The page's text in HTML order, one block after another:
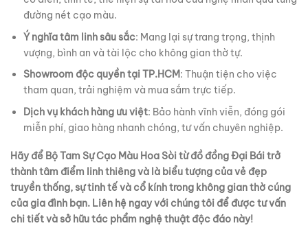
đường nét cạo màu.
Ý nghĩa tâm linh sâu sắc: Mang lại sự trang trọng, thịnh
vượng, bình an và tài lộc cho không gian thờ tự.
Showroom độc quyền tại TP.HCM: Thuận tiện cho việc
tham quan, trải nghiệm và mua sắm trực tiếp.
Dịch vụ khách hàng ưu việt: Bảo hành vĩnh viễn, đóng gói
miễn phí, giao hàng nhanh chóng, tư vấn chuyên nghiệp.
Hãy để Bộ Tam Sự Cạo Màu Hoa Sòi từ đồ đồng Đại Bái trở
thành tâm điểm linh thiêng và là biểu tượng của vẻ đẹp
truyền thống, sự tinh tế và cổ kính trong không gian thờ cúng
của gia đình bạn. Liên hệ ngay với chúng tôi để được tư vấn
chi tiết và sở hữu tác phẩm nghệ thuật độc đáo này!